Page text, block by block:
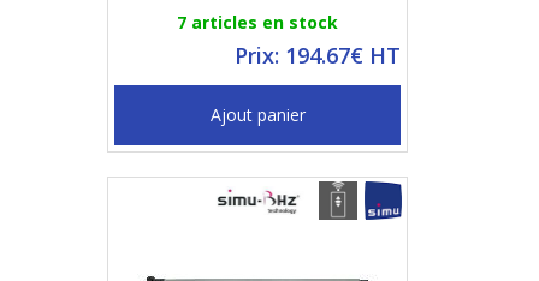
7 articles en stock
Prix: 194.67€ HT
Ajout panier